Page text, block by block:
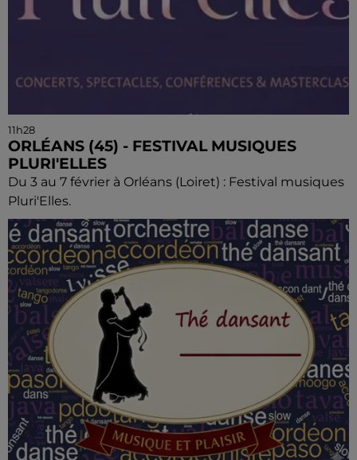
11h28
ORLÉANS (45) - FESTIVAL MUSIQUES
PLURI'ELLES
Du 3 au 7 février à Orléans (Loiret) : Festival musiques
Pluri'Elles.